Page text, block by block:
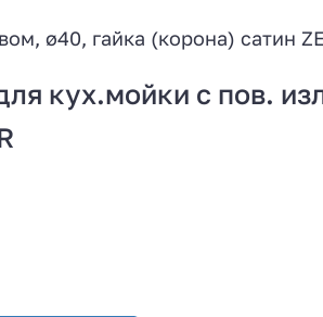
ø40, гайка (корона) сатин
кух.мойки с пов.